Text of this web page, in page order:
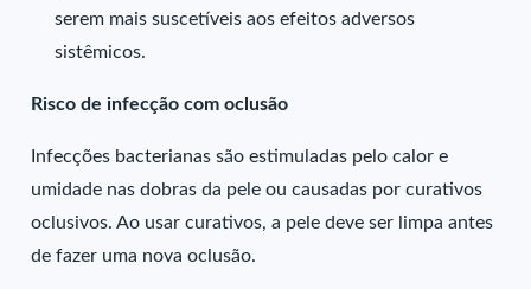
serem mais suscetíveis aos efeitos adversos
sistêmicos.
Risco de infecção com oclusão
Infecções bacterianas são estimuladas pelo calor e
umidade nas dobras da pele ou causadas por curativos
oclusivos. Ao usar curativos, a pele deve ser limpa antes
de fazer uma nova oclusão.